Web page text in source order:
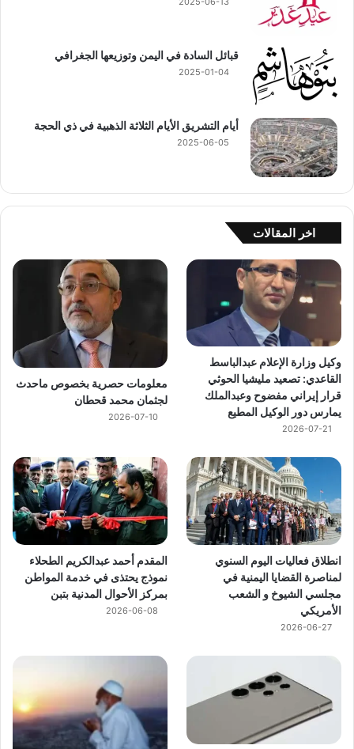
قبائل السادة في اليمن وتوزيعها الجغرافي
2025-01-04
أيام التشريق الأيام الثلاثة الذهبية في ذي الحجة
2025-06-05
اخر المقالات
وكيل وزارة الإعلام عبدالباسط
القاعدي: تصعيد مليشيا الحوثي
قرار إيراني مفضوح وعبدالملك
يمارس دور الوكيل المطيع
2026-07-21
معلومات حصرية بخصوص ماحدث
لجثمان محمد قحطان
2026-07-10
انطلاق فعاليات اليوم السنوي
لمناصرة القضايا اليمنية في
مجلسي الشيوخ و الشعب
الأمريكي
2026-06-27
المقدم أحمد عبدالكريم الطحلاء
نموذج يحتذى في خدمة المواطن
بمركز الأحوال المدنية بتبن
2026-06-08